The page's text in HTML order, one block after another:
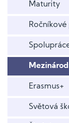
Maturity
Ročníkové
Erasmus+
Světová